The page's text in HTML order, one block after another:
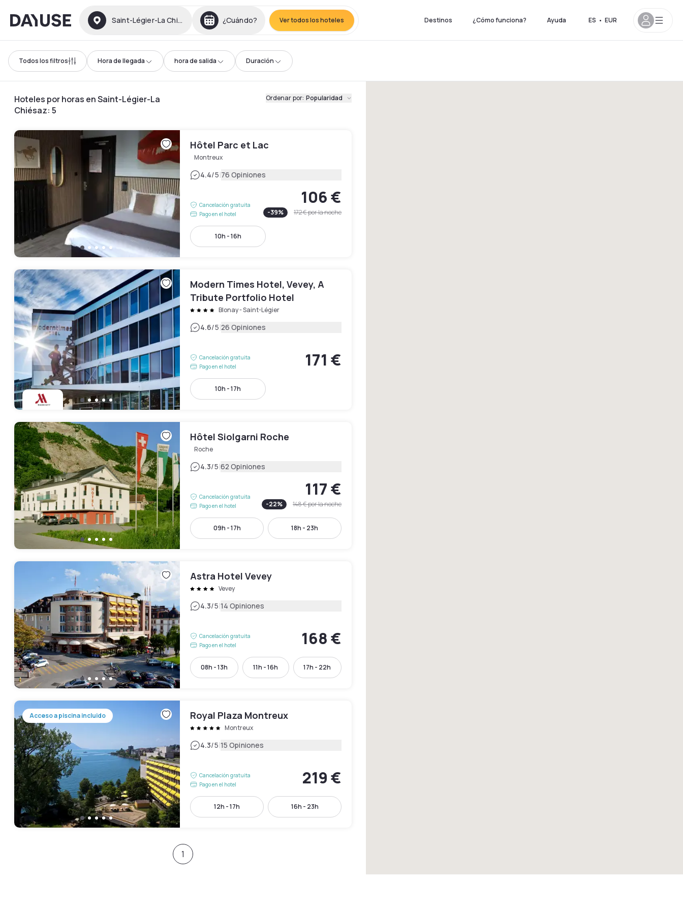
Dayuse Saint-Légier-La Chiésaz ¿Cuándo? Ver todos los hoteles Destinos ¿Cómo funciona? Ayuda ES • EUR
Todos los filtros Hora de llegada hora de salida Duración
Hoteles por horas en Saint-Légier-La
Chiésaz: 5
Ordenar por: Popularidad
Hôtel Parc et Lac
Montreux
4.4/5|76 Opiniones
Cancelación gratuita
Pago en el hotel
106 €
-39% 172 €por la noche
10h - 16h
Modern Times Hotel, Vevey, A
Tribute Portfolio Hotel
Blonay - Saint-Légier
4.6/5|26 Opiniones
Cancelación gratuita
Pago en el hotel
171 €
10h - 17h
Hôtel Siolgarni Roche
Roche
4.3/5|62 Opiniones
Cancelación gratuita
Pago en el hotel
117 €
-22% 148 €por la noche
09h - 17h 18h - 23h
Astra Hotel Vevey
Vevey
4.3/5|14 Opiniones
Cancelación gratuita
Pago en el hotel
168 €
08h - 13h 11h - 16h 17h - 22h
Acceso a piscina incluido Royal Plaza Montreux
Montreux
4.3/5|15 Opiniones
Cancelación gratuita
Pago en el hotel
219 €
12h - 17h 16h - 23h
1